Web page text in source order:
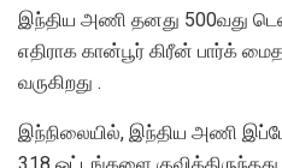
இந்திய அணி தனது 500வது
எதிராக கான்பூர் கிரீன் பார்க்
வருகிறது .
இந்நிலையில், இந்திய அணி